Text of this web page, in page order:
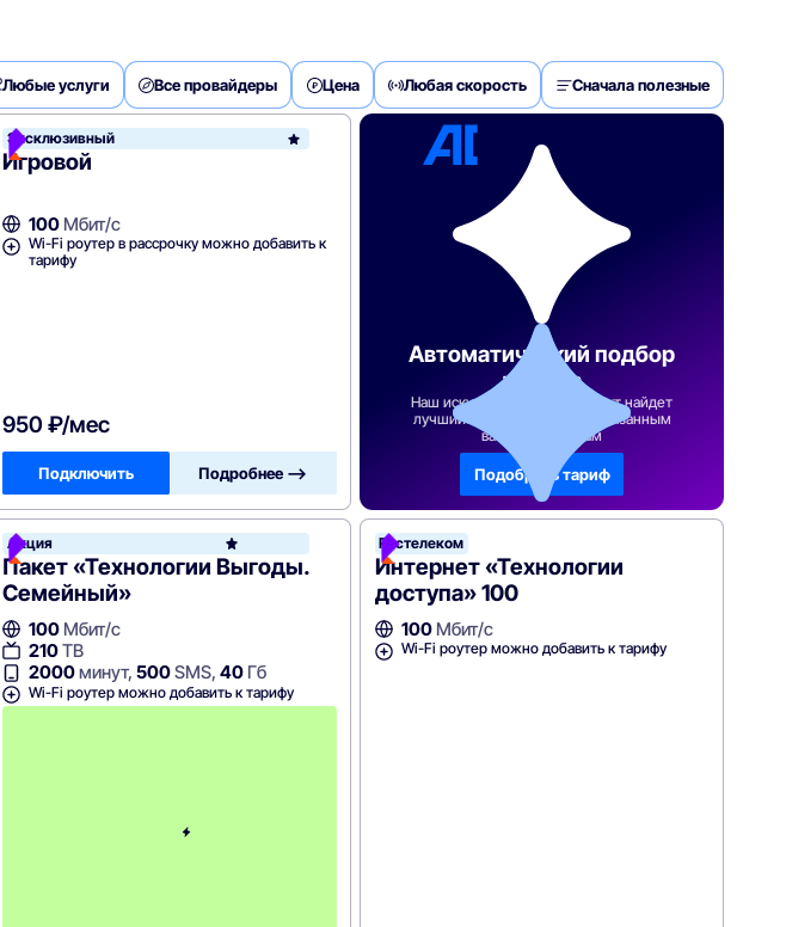
Любые услуги Все провайдеры Цена Любая скорость Сначала полезные
Эксклюзивный Ростелеком
Игровой
100 Мбит/с
Wi-Fi роутер в рассрочку можно добавить к
тарифу
950 ₽/мес
Подключить Подробнее —>
Автоматический подбор
тарифа
Наш искусственный интеллект найдет
лучший тарифный план по указанным
вами параметрам
Подобрать тариф
Акция Ростелеком
Пакет «Технологии Выгоды.
Семейный»
100 Мбит/с
210ТВ
2000минут,500SMS,40 Гб
Wi-Fi роутер можно добавить к тарифу
Ростелеком
Интернет «Технологии
доступа» 100
100 Мбит/с
Wi-Fi роутер можно добавить к тарифу